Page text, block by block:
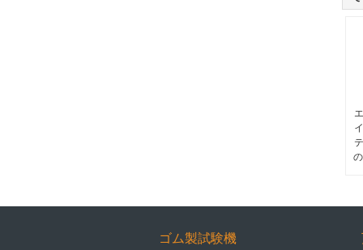
ゴム製試験機